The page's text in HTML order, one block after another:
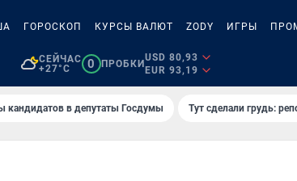
ГОРОСКОП КУРСЫ ВАЛЮТ ZODY ИГРЫ
СЕЙЧАС
+27°C
0 ПРОБКИ
USD 80,93
EUR 93,19
кандидатов в депутаты Госдумы Тут сделали грудь: